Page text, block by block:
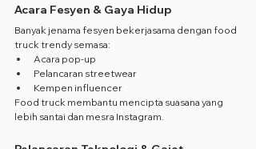
Acara Fesyen & Gaya Hidup
Banyak jenama fesyen bekerjasama dengan food
truck trendy semasa:
Acara pop-up
Pelancaran streetwear
Kempen influencer
Food truck membantu mencipta suasana yang
lebih santai dan mesra Instagram.